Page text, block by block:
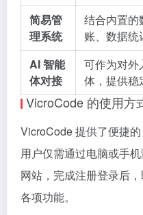
简易管
理系统
结合内置的
账、数据统
AI 智能
体对接
可作为对外
体，提供稳
VicroCode 的使用方
VicroCode 提供了便捷
用户仅需通过电脑或手
网站，完成注册登录后
各项功能。